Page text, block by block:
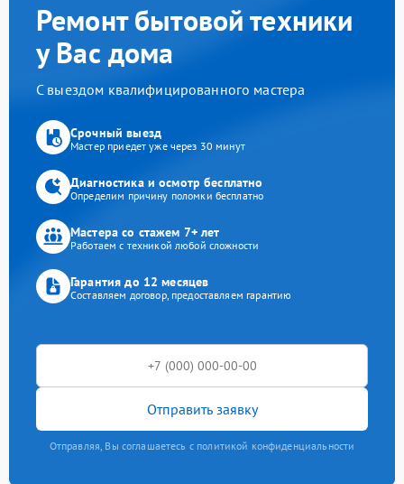
Ремонт бытовой техники
у Вас дома
С выездом квалифицированного мастера
Срочный выезд
Мастер приедет уже через 30 минут
Диагностика и осмотр бесплатно
Определим причину поломки бесплатно
Мастера со стажем 7+ лет
Работаем с техникой любой сложности
Гарантия до 12 месяцев
Составляем договор, предоставляем гарантию
Отправить заявку
Отправляя, Вы соглашаетесь с политикой конфиденциальности